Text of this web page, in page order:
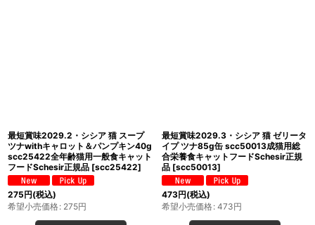
最短賞味2029.2・シシア 猫 スープ
ツナwithキャロット＆パンプキン40g
scc25422全年齢猫用一般食キャット
フードSchesir正規品 [scc25422]
275円(税込)
希望小売価格: 275円
最短賞味2029.3・シシア 猫 ゼリータ
イプ ツナ85g缶 scc50013成猫用総
合栄養食キャットフードSchesir正規
品 [scc50013]
473円(税込)
希望小売価格: 473円